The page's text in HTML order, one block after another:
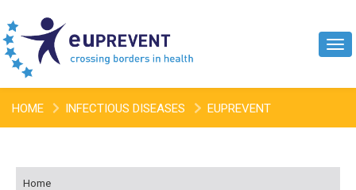
HOME INFECTIOUS DISEASES EUPREVENT
Home